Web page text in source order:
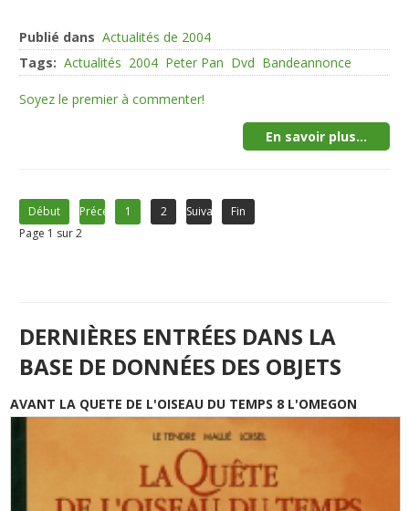
Publié dans Actualités de 2004
Tags: Actualités 2004 Peter Pan Dvd Bandeannonce
Soyez le premier à commenter!
En savoir plus...
Début Précédent1 2 Suivant
Fin
Page 1 sur 2
DERNIÈRES ENTRÉES DANS LA
BASE DE DONNÉES DES OBJETS
AVANT LA QUETE DE L'OISEAU DU TEMPS 8 L'OMEGON